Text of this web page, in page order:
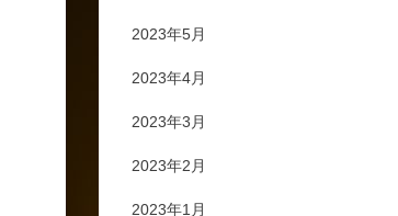
2023年5月
2023年4月
2023年3月
2023年2月
2023年1月